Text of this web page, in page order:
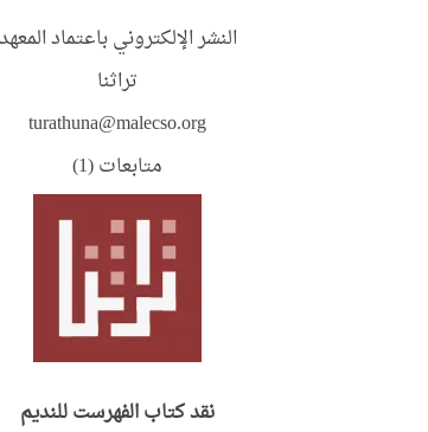
النشر الإلكتروني باعتماد المعهد
تراثنا
turathuna@malecso.org
متابعات (1)
نقد كتاب الفهرست للنديم